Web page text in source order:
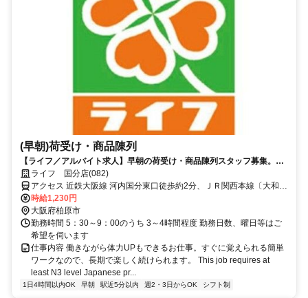
(早朝)荷受け・商品陳列
【ライフ／アルバイト求人】早朝の荷受け・商品陳列スタッフ募集。空
いた時間に効率よく働けます
ライフ 国分店(082)
アクセス 近鉄大阪線 河内国分東口徒歩約2分、ＪＲ関西本線〔大和路
線〕 高井田（関西本線）出入口1徒歩約9分、近鉄大阪線 大阪教育大
前徒歩約20分
時給1,230円
大阪府柏原市
勤務時間 5：30～9：00のうち 3～4時間程度 勤務日数、曜日等はご
希望を伺います
仕事内容 働きながら体力UPもできるお仕事。すぐに覚えられる簡単
ワークなので、長期で楽しく続けられます。 This job requires at
least N3 level Japanese pr...
1日4時間以内OK 早朝 駅近5分以内 週2・3日からOK シフト制